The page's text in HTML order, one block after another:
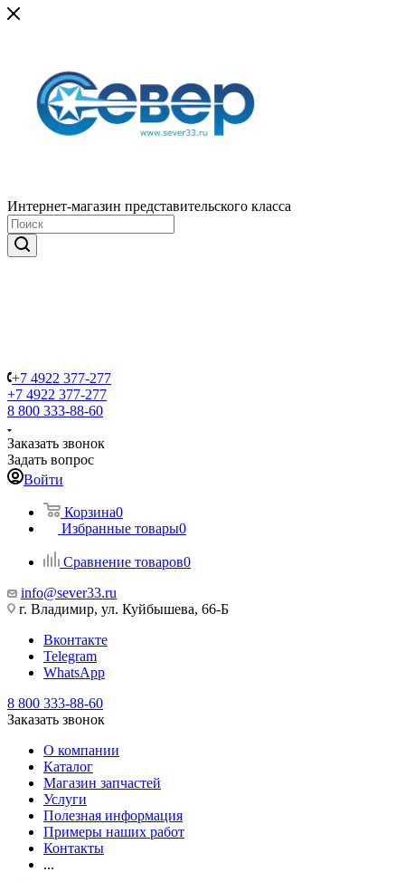
Интернет-магазин представительского класса
+7 4922 377-277
+7 4922 377-277
8 800 333-88-60
Заказать звонок
Задать вопрос
Войти
Корзина0
Избранные товары0
Сравнение товаров0
info@sever33.ru
г. Владимир, ул. Куйбышева, 66-Б
Вконтакте
Telegram
WhatsApp
8 800 333-88-60
Заказать звонок
О компании
Каталог
Магазин запчастей
Услуги
Полезная информация
Примеры наших работ
Контакты
...